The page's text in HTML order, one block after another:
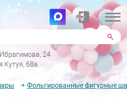
24
Кутуя, 68а
Фольгированные фигурные